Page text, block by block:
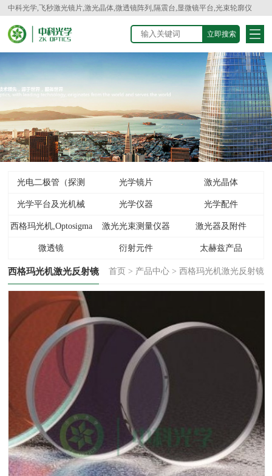
中科光学,飞秒激光镜片,激光晶体,微透镜阵列,隔震台,显微镜平台,光束轮廓仪
光电二极管（探测
器）
光学镜片 激光晶体
光学平台及光机械 光学仪器 光学配件
西格玛光机,Optosigma 激光光束测量仪器 激光器及附件
微透镜 衍射元件 太赫兹产品
西格玛光机激光反射镜 首页 > 产品中心> 西格玛光机激光反射镜